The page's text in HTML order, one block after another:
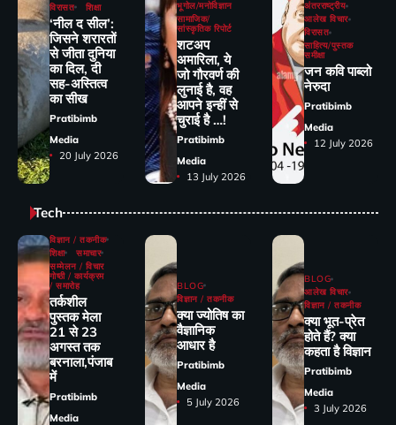
विरासत
शिक्षा
‘नील द सील’:
जिसने शरारतों
से जीता दुनिया
का दिल, दी
सह-अस्तित्व
का सीख
Pratibimb
Media
20 July 2026
भूगोल/मनोविज्ञान
सामाजिक/
सांस्कृतिक रिपोर्ट
शटअप
अमारिला, ये
जो गौरवर्ण की
लुनाई है, वह
आपने इन्हीं से
चुराई है …!
Pratibimb
Media
13 July 2026
अंतरराष्ट्रीय
आलेख विचार
विरासत
साहित्य/पुस्तक
समीक्षा
जन कवि पाब्लो
नेरुदा
Pratibimb
Media
12 July 2026
Tech
विज्ञान / तकनीक
शिक्षा
समाचार
सम्मेलन / विचार
गोष्ठी / कार्यक्रम
/ समारोह
तर्कशील
पुस्तक मेला
21 से 23
अगस्त तक
बरनाला,पंजाब
में
Pratibimb
Media
BLOG
विज्ञान / तकनीक
क्या ज्योतिष का
वैज्ञानिक
आधार है
Pratibimb
Media
5 July 2026
BLOG
आलेख विचार
विज्ञान / तकनीक
क्या भूत-प्रेत
होते हैं? क्या
कहता है विज्ञान
Pratibimb
Media
3 July 2026